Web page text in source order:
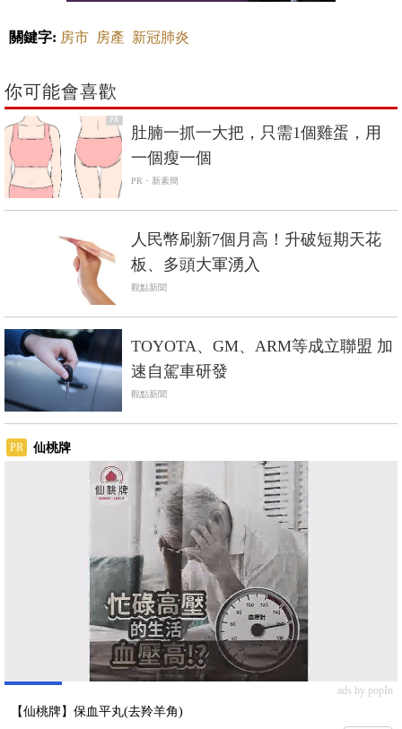
關鍵字: 房市 房產 新冠肺炎
你可能會喜歡
PR
肚腩一抓一大把，只需1個雞蛋，用
一個瘦一個
PR・新素簡
人民幣刷新7個月高！升破短期天花
板、多頭大軍湧入
觀點新聞
TOYOTA、GM、ARM等成立聯盟 加
速自駕車研發
觀點新聞
PR 仙桃牌
ads by popIn
【仙桃牌】保血平丸(去羚羊角)